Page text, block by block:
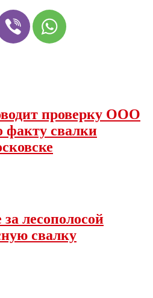
проверку ООО
факту свалки
лесополосой
свалку